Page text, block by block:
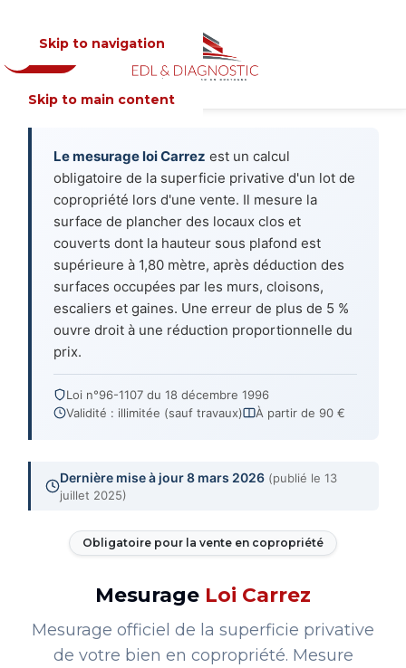
Skip to navigation
Skip to main content
MENU
Le mesurage loi Carrez est un calcul
obligatoire de la superficie privative d'un lot de
copropriété lors d'une vente. Il mesure la
surface de plancher des locaux clos et
couverts dont la hauteur sous plafond est
supérieure à 1,80 mètre, après déduction des
surfaces occupées par les murs, cloisons,
escaliers et gaines. Une erreur de plus de 5 %
ouvre droit à une réduction proportionnelle du
prix.
Loi n°96-1107 du 18 décembre 1996
Validité : illimitée (sauf travaux)
À partir de 90 €
Dernière mise à jour 8 mars 2026 (publié le 13
juillet 2025)
Obligatoire pour la vente en copropriété
Mesurage Loi Carrez
Mesurage officiel de la superficie privative
de votre bien en copropriété. Mesure